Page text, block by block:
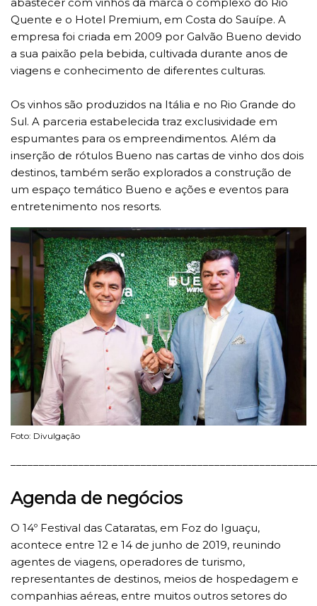
Quente e o Hotel Premium, em Costa do Sauípe. A
empresa foi criada em 2009 por Galvão Bueno devido
a sua paixão pela bebida, cultivada durante anos de
viagens e conhecimento de diferentes culturas.
Os vinhos são produzidos na Itália e no Rio Grande do
Sul. A parceria estabelecida traz exclusividade em
espumantes para os empreendimentos. Além da
inserção de rótulos Bueno nas cartas de vinho dos dois
destinos, também serão explorados a construção de
um espaço temático Bueno e ações e eventos para
entretenimento nos resorts.
Foto: Divulgação
Agenda de negócios
O 14º Festival das Cataratas, em Foz do Iguaçu,
acontece entre 12 e 14 de junho de 2019, reunindo
agentes de viagens, operadores de turismo,
representantes de destinos, meios de hospedagem e
companhias aéreas, entre muitos outros setores do